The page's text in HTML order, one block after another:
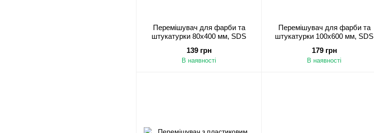
Перемішувач для фарби та
штукатурки 80х400 мм, SDS
139 грн
В наявності
Перемішувач для фарби та
штукатурки 100х600 мм, SDS
179 грн
В наявності